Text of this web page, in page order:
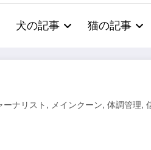
犬の記事 猫の記事
ーナリスト , メインクーン, 体調管理,